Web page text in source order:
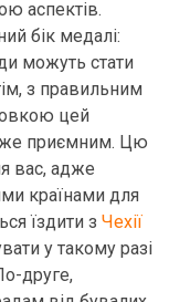
аспектів.
бік медалі:
можуть стати
з правильним
цей
приємним. Цю
вас, адже
країнами для
їздити з Чехії
у такому разі
друге,